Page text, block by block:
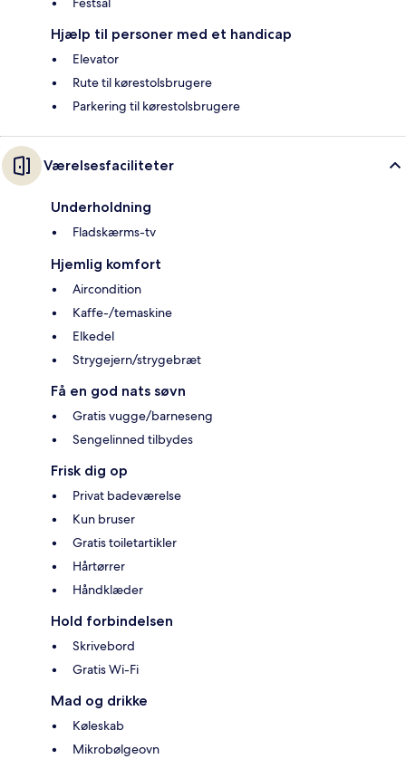
Hjælp til personer med et handicap
Elevator
Rute til kørestolsbrugere
Parkering til kørestolsbrugere
Værelsesfaciliteter
Underholdning
Fladskærms-tv
Hjemlig komfort
Aircondition
Kaffe-/temaskine
Elkedel
Strygejern/strygebræt
Få en god nats søvn
Gratis vugge/barneseng
Sengelinned tilbydes
Frisk dig op
Privat badeværelse
Kun bruser
Gratis toiletartikler
Hårtørrer
Håndklæder
Hold forbindelsen
Skrivebord
Gratis Wi-Fi
Mad og drikke
Køleskab
Mikrobølgeovn